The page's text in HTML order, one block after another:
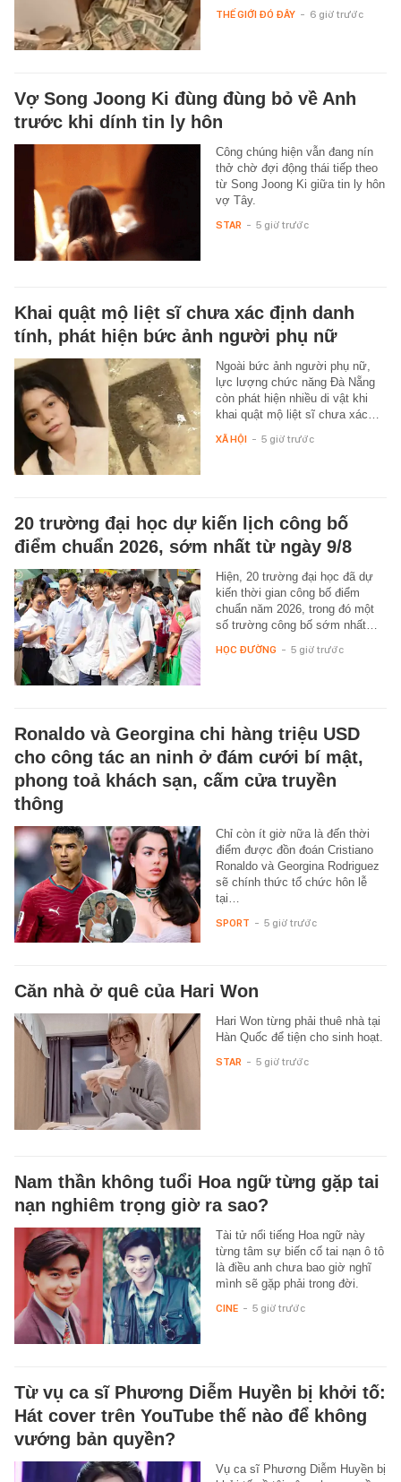
THẾ GIỚI ĐÓ ĐÂY - 6 giờ trước
Vợ Song Joong Ki đùng đùng bỏ về Anh
trước khi dính tin ly hôn
Công chúng hiện vẫn đang nín
thở chờ đợi động thái tiếp theo
từ Song Joong Ki giữa tin ly hôn
vợ Tây.
STAR - 5 giờ trước
Khai quật mộ liệt sĩ chưa xác định danh
tính, phát hiện bức ảnh người phụ nữ
Ngoài bức ảnh người phụ nữ,
lực lượng chức năng Đà Nẵng
còn phát hiện nhiều di vật khi
khai quật mộ liệt sĩ chưa xác…
XÃ HỘI - 5 giờ trước
20 trường đại học dự kiến lịch công bố
điểm chuẩn 2026, sớm nhất từ ngày 9/8
Hiện, 20 trường đại học đã dự
kiến thời gian công bố điểm
chuẩn năm 2026, trong đó một
số trường công bố sớm nhất…
HỌC ĐƯỜNG - 5 giờ trước
Ronaldo và Georgina chi hàng triệu USD
cho công tác an ninh ở đám cưới bí mật,
phong toả khách sạn, cấm cửa truyền
thông
Chỉ còn ít giờ nữa là đến thời
điểm được đồn đoán Cristiano
Ronaldo và Georgina Rodriguez
sẽ chính thức tổ chức hôn lễ
tại…
SPORT - 5 giờ trước
Căn nhà ở quê của Hari Won
Hari Won từng phải thuê nhà tại
Hàn Quốc để tiện cho sinh hoạt.
STAR - 5 giờ trước
Nam thần không tuổi Hoa ngữ từng gặp tai
nạn nghiêm trọng giờ ra sao?
Tài tử nổi tiếng Hoa ngữ này
từng tâm sự biến cố tai nạn ô tô
là điều anh chưa bao giờ nghĩ
mình sẽ gặp phải trong đời.
CINE - 5 giờ trước
Từ vụ ca sĩ Phương Diễm Huyền bị khởi tố:
Hát cover trên YouTube thế nào để không
vướng bản quyền?
Vụ ca sĩ Phương Diễm Huyền bị